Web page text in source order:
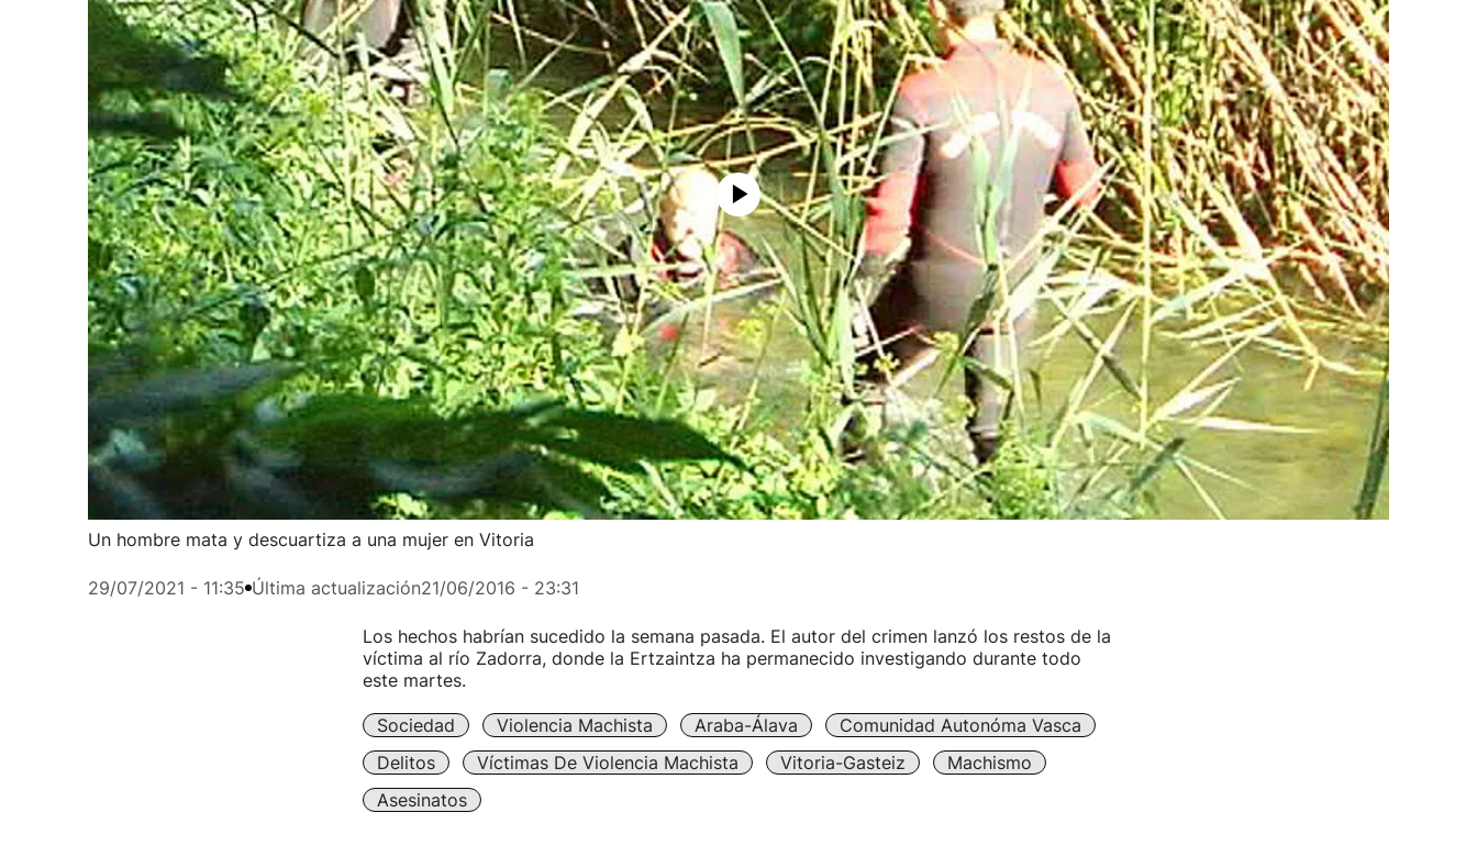
Un hombre mata y descuartiza a una mujer en Vitoria
29/07/2021 - 11:35 Última actualización21/06/2016 - 23:31
Los hechos habrían sucedido la semana pasada. El autor del crimen lanzó los restos de la
víctima al río Zadorra, donde la Ertzaintza ha permanecido investigando durante todo
este martes.
Sociedad Violencia Machista Araba-Álava
Comunidad Autonóma Vasca
Delitos
Víctimas De Violencia Machista Vitoria-Gasteiz
Machismo
Asesinatos